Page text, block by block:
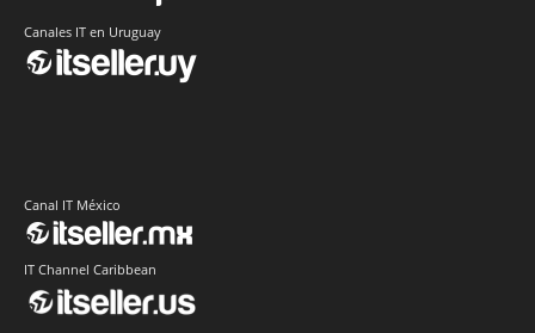
Canales IT en Uruguay
Canal IT México
IT Channel Caribbean